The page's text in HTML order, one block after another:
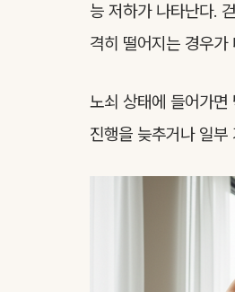
능 저하가 나타난다.
격히 떨어지는 경우가
노쇠 상태에 들어가면
진행을 늦추거나 일부